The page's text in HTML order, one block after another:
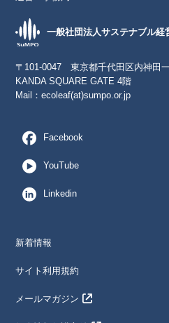
一般社団法人サステナブル経
〒101-0047 東京都千代田区内神田
KANDA SQUARE GATE 4階
Mail：ecoleaf(at)sumpo.or.jp
Facebook
YouTube
Linkedin
新着情報
サイト利用規約
メールマガジン